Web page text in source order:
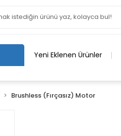
Yeni Eklenen Ürünler
Brushless (Fırçasız) Motor